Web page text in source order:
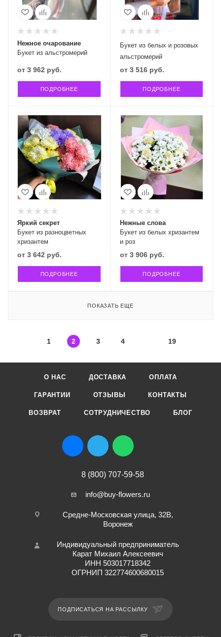
Букет из альстромерий
Нежное очарование
от 3 962 руб.
ПОДРОБНЕЕ
Букет из белых и розовых
альстромерий
от 3 516 руб.
ПОДРОБНЕЕ
Букет из разноцветных
хризантем
Яркий секрет
от 3 642 руб.
ПОДРОБНЕЕ
Букет из белых хризантем
и роз
Нежные слова
от 3 906 руб.
ПОДРОБНЕЕ
ПОКАЗАТЬ ЕЩЕ
1 2 3 4 19
О НАС ДОСТАВКА ОПЛАТА
ГАРАНТИИ ОТЗЫВЫ КОНТАКТЫ
ВОЗВРАТ СОТРУДНИЧЕСТВО БЛОГ
8 (800) 707-59-58
info@buy-flowers.ru
Средне-Московская улица, 32В,
Воронеж
Индивидуальный предприниматель
Карат Михаил Алексеевич
ИНН 503017718342
ОГРНИП 322774600680015
ПОДПИСАТЬСЯ НА РАССЫЛКУ